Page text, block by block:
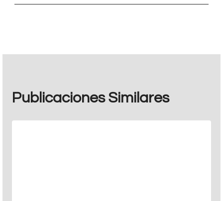
Publicaciones Similares